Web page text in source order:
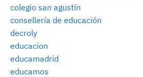
colegio san agustín
consellería de educación
decroly
educacion
educamadrid
educamos